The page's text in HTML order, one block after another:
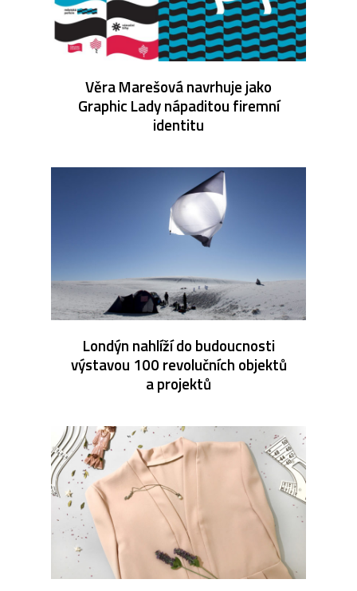
Věra Marešová navrhuje jako
Graphic Lady nápaditou firemní
identitu
Londýn nahlíží do budoucnosti
výstavou 100 revolučních objektů
a projektů